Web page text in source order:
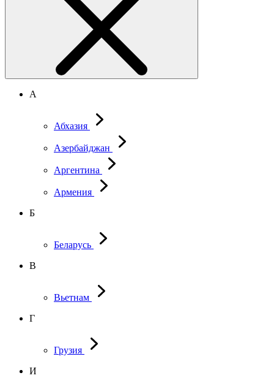
А
Абхазия
Азербайджан
Аргентина
Армения
Б
Беларусь
В
Вьетнам
Г
Грузия
И